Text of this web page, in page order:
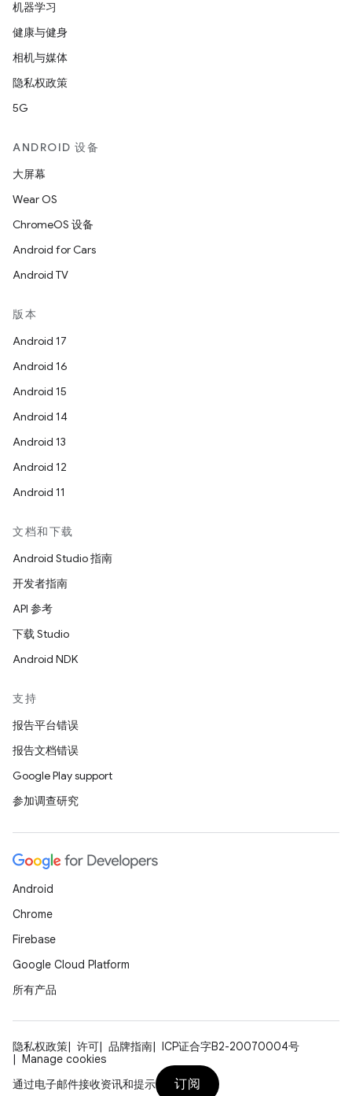
机器学习
健康与健身
相机与媒体
隐私权政策
5G
ANDROID 设备
大屏幕
Wear OS
ChromeOS 设备
Android for Cars
Android TV
版本
Android 17
Android 16
Android 15
Android 14
Android 13
Android 12
Android 11
文档和下载
Android Studio 指南
开发者指南
API 参考
下载 Studio
Android NDK
支持
报告平台错误
报告文档错误
Google Play support
参加调查研究
Android
Chrome
Firebase
Google Cloud Platform
所有产品
隐私权政策 许可 品牌指南
ICP证合字B2-20070004号
Manage cookies
通过电子邮件接收资讯和提示
订阅